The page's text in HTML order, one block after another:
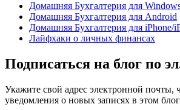
Домашняя Бухгалтерия для
Домашняя Бухгалтерия для Android
Домашняя Бухгалтерия для iPhone/
Лайфхаки о личных финансах
Подписаться на блог по
Укажите свой адрес электронной почты,
уведомления о новых записях в этом